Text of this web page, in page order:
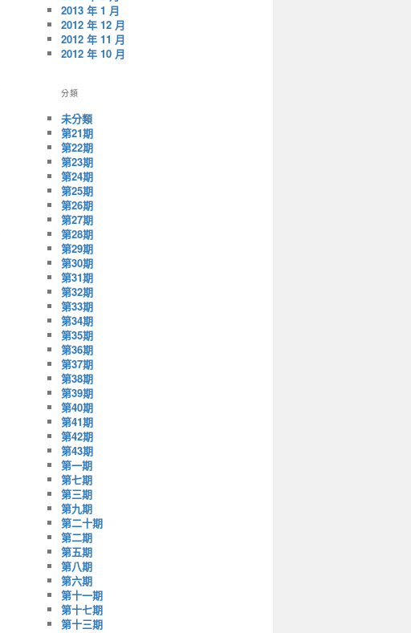
2013 年 1 月
2012 年 12 月
2012 年 11 月
2012 年 10 月
分類
未分類
第21期
第22期
第23期
第24期
第25期
第26期
第27期
第28期
第29期
第30期
第31期
第32期
第33期
第34期
第35期
第36期
第37期
第38期
第39期
第40期
第41期
第42期
第43期
第一期
第七期
第三期
第九期
第二十期
第二期
第五期
第八期
第六期
第十一期
第十七期
第十三期